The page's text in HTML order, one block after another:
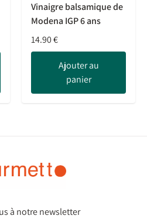
Vinaigre balsamique de
Modena IGP 6 ans
14.90€
Ajouter au
panier
à notre newsletter